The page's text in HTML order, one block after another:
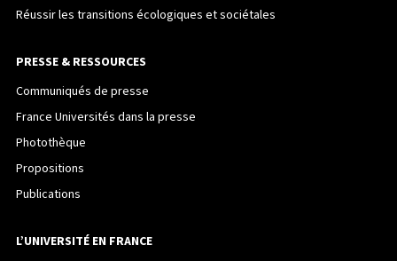
Réussir les transitions écologiques et sociétales
PRESSE & RESSOURCES
Communiqués de presse
France Universités dans la presse
Photothèque
Propositions
Publications
L’UNIVERSITÉ EN FRANCE